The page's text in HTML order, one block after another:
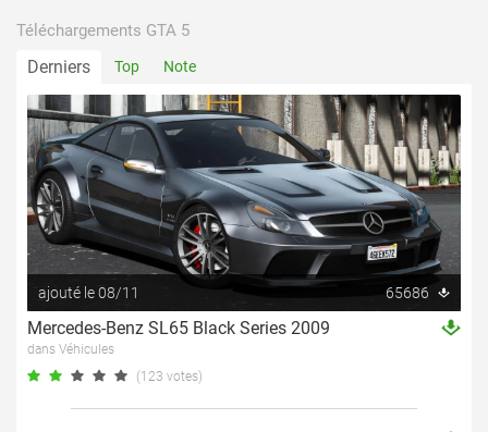
Téléchargements GTA 5
Derniers Top Note
ajouté le 08/11 65686
Mercedes-Benz SL65 Black Series 2009
dans Véhicules
(123 votes)